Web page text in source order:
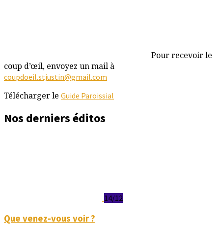
Pour recevoir le
coup d’œil, envoyez un mail à
coupdoeil.stjustin@gmail.com
Télécharger le Guide Paroissial
Nos derniers éditos
14/12
Que venez-vous voir ?